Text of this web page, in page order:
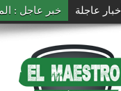
أخبار عاجلة خبر عاجل :